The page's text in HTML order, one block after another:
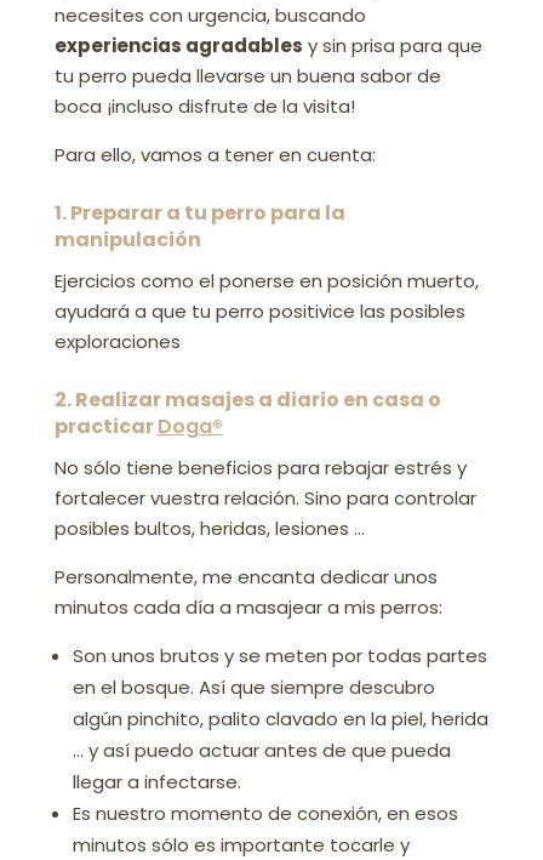
necesites con urgencia, buscando
experiencias agradables y sin prisa para que
tu perro pueda llevarse un buena sabor de
boca ¡incluso disfrute de la visita!
Para ello, vamos a tener en cuenta:
1. Preparar a tu perro para la
manipulación
Ejercicios como el ponerse en posición muerto,
ayudará a que tu perro positivice las posibles
exploraciones
2. Realizar masajes a diario en casa o
practicarDoga®
No sólo tiene beneficios para rebajar estrés y
fortalecer vuestra relación. Sino para controlar
posibles bultos, heridas, lesiones …
Personalmente, me encanta dedicar unos
minutos cada día a masajear a mis perros:
Son unos brutos y se meten por todas partes
en el bosque. Así que siempre descubro
algún pinchito, palito clavado en la piel, herida
… y así puedo actuar antes de que pueda
llegar a infectarse.
Es nuestro momento de conexión, en esos
minutos sólo es importante tocarle y